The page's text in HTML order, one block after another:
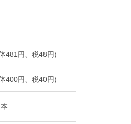
481円、税48円)
400円、税40円)
本